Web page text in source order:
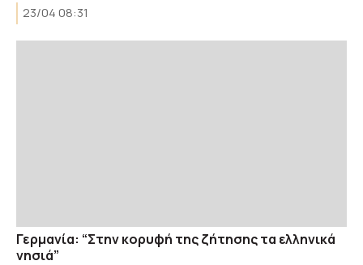
23/04 08:31
Γερμανία: “Στην κορυφή της ζήτησης τα ελληνικά
νησιά”